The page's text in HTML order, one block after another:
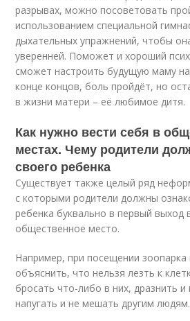
разрывах, можно посоветовать
использованием специальной
дыхательных упражнений, чтобы
уверенней. Поможет и хороший
сможет настроить будущую маму
конце концов, боль пройдёт, но
в жизни матери – её любимое дитя.
Как нужно вести себя в
местах. Чему родители
своего ребенка
Существует также целый ряд
с которыми родители должны
ребенка буквально в первый выход
общественное место.
Например, при посещении
объяснить, что нельзя лезть к
бросать что-либо в них, дразнить
напугать и не мешать другим людям.